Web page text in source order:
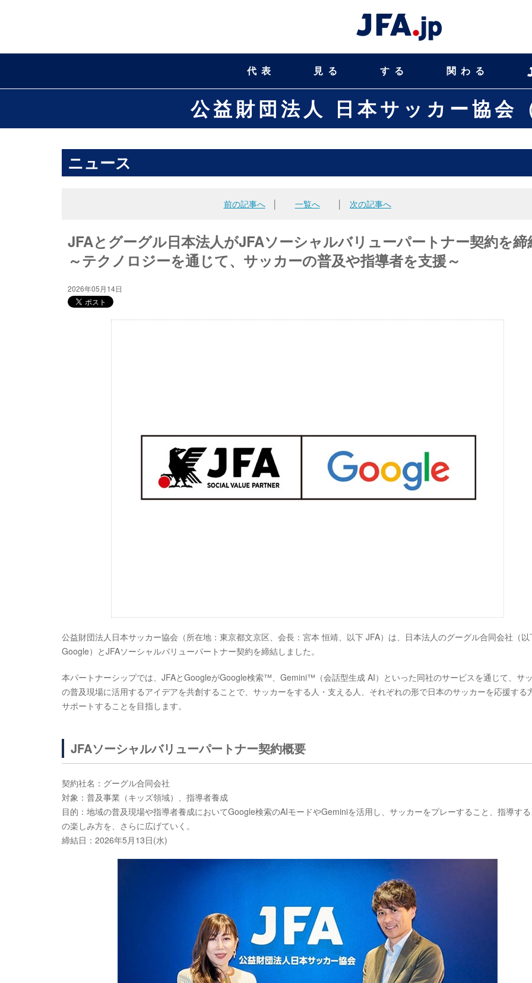
代表 見る する 関わる
公益財団法人 日本サッカー協会
ニュース
前の記事へ│ 一覧へ 次の記事へ
JFAとグーグル日本法人がJFAソーシャルバリューパートナー契約を締
～テクノロジーを通じて、サッカーの普及や指導者を支援～
2026年05月14日
公益財団法人日本サッカー協会（所在地：東京都文京区、会長：宮本 恒靖、以下 JFA）は、日本法人のグーグル合同会社（以
Google）とJFAソーシャルバリューパートナー契約を締結しました。
本パートナーシップでは、JFAとGoogleがGoogle検索™、Gemini™（会話型生成 AI）といった同社のサービスを通じて、サ
の普及現場に活用するアイデアを共創することで、サッカーをする人・支える人、それぞれの形で日本のサッカーを応援する
サポートすることを目指します。
JFAソーシャルバリューパートナー契約概要
契約社名：グーグル合同会社
対象：普及事業（キッズ領域）、指導者養成
目的：地域の普及現場や指導者養成においてGoogle検索のAIモードやGeminiを活用し、サッカーをプレーすること、指導する
の楽しみ方を、さらに広げていく。
締結日：2026年5月13日(水)